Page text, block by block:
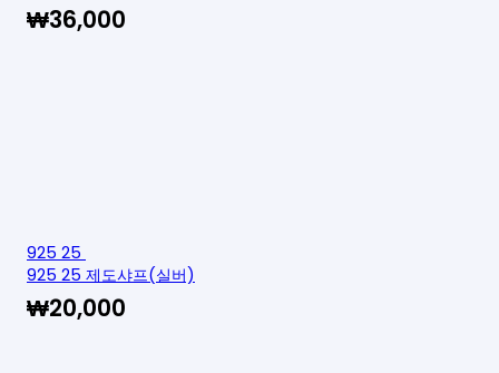
₩36,000
925 25
925 25 제도샤프(실버)
₩20,000